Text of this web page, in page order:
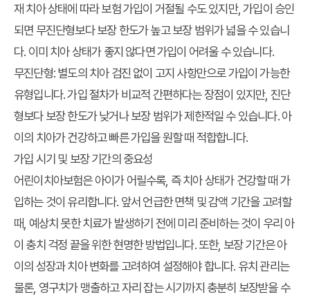
재 치아 상태에 따라 보험 가입이 거절될 수도 있지만, 가입이 승인
되면 무진단형보다 보장 한도가 높고 보장 범위가 넓을 수 있습니
다. 이미 치아 상태가 좋지 않다면 가입이 어려울 수 있습니다.
무진단형: 별도의 치아 검진 없이 고지 사항만으로 가입이 가능한
유형입니다. 가입 절차가 비교적 간편하다는 장점이 있지만, 진단
형보다 보장 한도가 낮거나 보장 범위가 제한적일 수 있습니다. 아
이의 치아가 건강하고 빠른 가입을 원할 때 적합합니다.
가입 시기 및 보장 기간의 중요성
어린이치아보험은 아이가 어릴수록, 즉 치아 상태가 건강할 때 가
입하는 것이 유리합니다. 앞서 언급한 면책 및 감액 기간을 고려할
때, 예상치 못한 치료가 발생하기 전에 미리 준비하는 것이 우리 아
이 충치 걱정 끝을 위한 현명한 방법입니다. 또한, 보장 기간은 아
이의 성장과 치아 변화를 고려하여 설정해야 합니다. 유치 관리는
물론, 영구치가 맹출하고 자리 잡는 시기까지 충분히 보장받을 수